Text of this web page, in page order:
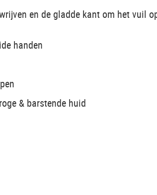
en de gladde kant om het vuil
handen
& barstende huid